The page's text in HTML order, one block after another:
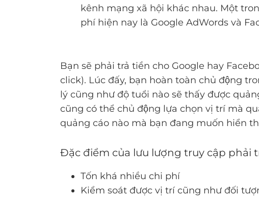
kênh mạng xã hội khác nhau. Một
phí hiện nay là Google AdWords và
Bạn sẽ phải trả tiền cho Google hay
click). Lúc đấy, bạn hoàn toàn chủ động
lý cũng như độ tuổi nào sẽ thấy được
cũng có thể chủ động lựa chọn vị trí mà
quảng cáo nào mà bạn đang muốn hiển
Đặc điểm của lưu lượng truy cập phải
Tốn khá nhiều chi phí
Kiểm soát được vị trí cũng như đối